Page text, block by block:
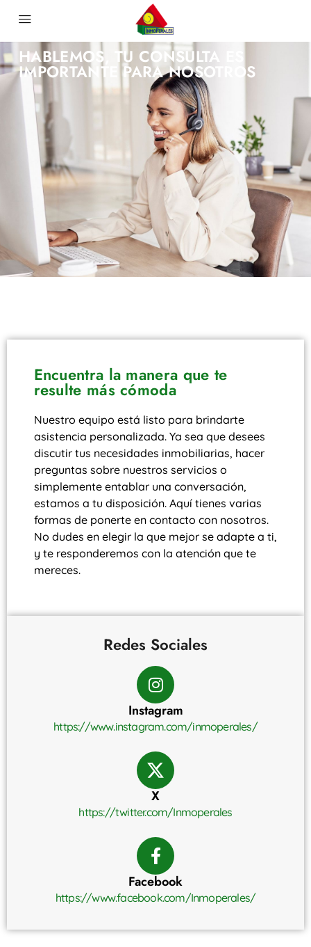
HABLEMOS, TU CONSULTA ES
IMPORTANTE PARA NOSOTROS
Encuentra la manera que te
resulte más cómoda
Nuestro equipo está listo para brindarte
asistencia personalizada. Ya sea que desees
discutir tus necesidades inmobiliarias, hacer
preguntas sobre nuestros servicios o
simplemente entablar una conversación,
estamos a tu disposición. Aquí tienes varias
formas de ponerte en contacto con nosotros.
No dudes en elegir la que mejor se adapte a ti,
y te responderemos con la atención que te
mereces.
Redes Sociales
Instagram
https://www.instagram.com/inmoperales/
X
https://twitter.com/Inmoperales
Facebook
https://www.facebook.com/Inmoperales/